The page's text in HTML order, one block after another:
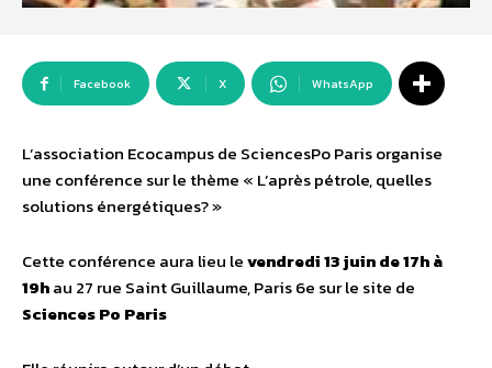
Facebook X WhatsApp
L’association Ecocampus de SciencesPo Paris organise
une conférence sur le thème « L’après pétrole, quelles
solutions énergétiques? »
Cette conférence aura lieu levendredi 13 juin de 17h à
19hau 27 rue Saint Guillaume, Paris 6e sur le site de
Sciences Po Paris